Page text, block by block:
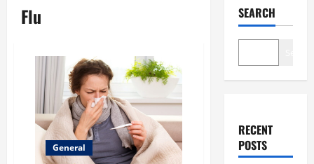
Flu
General
SEARCH
RECENT
POSTS